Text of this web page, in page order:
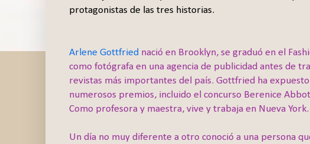
protagonistas de las tres historias.
Arlene Gottfried nació en Brooklyn, se graduó en el
como fotógrafa en una agencia de publicidad antes de
revistas más importantes del país. Gottfried ha
numerosos premios, incluido el concurso Berenice
Como profesora y maestra, vive y trabaja en Nueva York.
Un día no muy diferente a otro conoció a una persona